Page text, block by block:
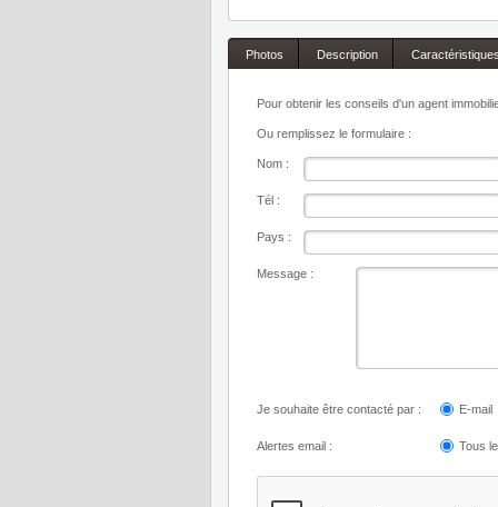
Photos Description
Pour obtenir les conseils d'un agent
Ou remplissez le formulaire :
Nom :
Tél :
Pays :
Message :
Je souhaite être contacté par : E-mail
Alertes email : Tous